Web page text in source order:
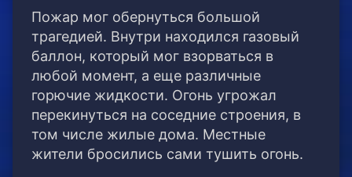
Пожар мог обернуться большой
трагедией. Внутри находился газовый
баллон, который мог взорваться в
любой момент, а еще различные
горючие жидкости. Огонь угрожал
перекинуться на соседние строения, в
том числе жилые дома. Местные
жители бросились сами тушить огонь.